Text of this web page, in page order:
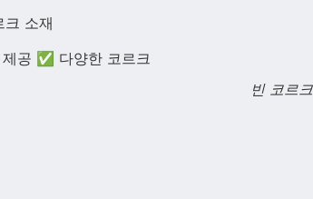
소재
공 ✅ 다양한 코르크
빈 코르